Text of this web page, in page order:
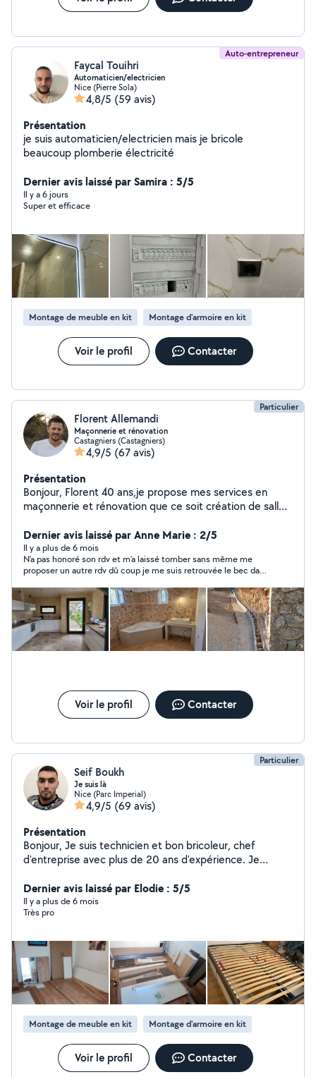
Auto-entrepreneur
Faycal Touihri
Automaticien/electricien
Nice (Pierre Sola)
4,8/5 (59 avis)
Présentation
je suis automaticien/electricien mais je bricole
beaucoup plomberie électricité
Dernier avis laissé par Samira : 5/5
Il y a 6 jours
Super et efficace
Montage de meuble en kit Montage d'armoire en kit
Voir le profil Contacter
Particulier
Florent Allemandi
Maçonnerie et rénovation
Castagniers (Castagniers)
4,9/5 (67 avis)
Présentation
Bonjour, Florent 40 ans,je propose mes services en
maçonnerie et rénovation que ce soit création de salle
faïence,mur,dalle,toiture,cloison,plâtrerie.. J interviens
également dans le terrassement et l assainissement,
équipé d'une pelle et d'un camion benne. Je travaille
uniquement dans les domaines que je maîtrise. je ne
m'engagerais pas dans un travail où je ne me sens pas à
l'aise dès le départ. Sérieux et ponctuel,au plaisir
d'échanger avec vous. Je vous laisse quelques photos
de mes réalisations,il y a même possibilité de venir les
voir sur place pour certaines. 06-22-03-13-50
Dernier avis laissé par Anne Marie : 2/5
Il y a plus de 6 mois
N’a pas honoré son rdv et m’a laissé tomber sans même me
proposer un autre rdv dû coup je me suis retrouvée le bec dans
j’avais donné la priorité à ce monsieur Très déçue
Voir le profil Contacter
Particulier
Seif Boukh
Je suis là
Nice (Parc Imperial)
4,9/5 (69 avis)
Présentation
Bonjour, Je suis technicien et bon bricoleur, chef
d'entreprise avec plus de 20 ans d'expérience. Je
selon mes disponibilités. Il m'arrive parfois de recevoir
des demandes privées en dehors du périmètre
d'activité enregistré sur Allô Voisin. Dans ce cas, je ne
paramètres de la plateforme. En cas d'absence de
réponse à votre appel, merci de bien vouloir me laisser
un SMS au numéro indiqué sur mon profil. Étant souvent
en intervention, il m'arrive de rentrer tard. Merci pour
votre compréhension et à bientôt !
Dernier avis laissé par Elodie : 5/5
Il y a plus de 6 mois
Très pro
Montage de meuble en kit Montage d'armoire en kit
Voir le profil Contacter